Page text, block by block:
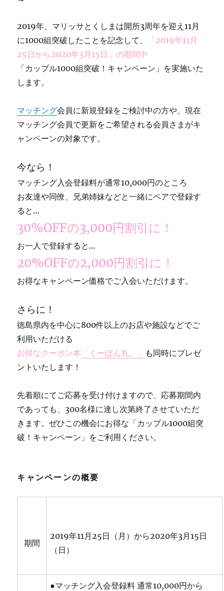
2019年、マリッサとくしまは開所3周年を迎え11月
に1000組突破したことを記念して、
「2019年11月
25日から2020年3月15日」の期間中
「カップル1000組突破！キャンペーン」を実施いた
します。
マッチング会員に新規登録をご検討中の方や、現在
マッチング会員で更新をご希望される会員さまがキ
ャンペーンの対象です。
今なら！
マッチング入会登録料が通常10,000円のところ
お友達や同僚、兄弟姉妹などと一緒にペアで登録す
ると…
30%OFFの3,000円割引に！
お一人で登録すると…
20%OFFの2,000円割引に！
お得なキャンペーン価格でご入会いただけます。
さらに！
徳島県内を中心に800件以上のお店や施設などでご
利用いただける
お得なクーポン本 「くーぽん丸。」 も同時にプレゼ
ントいたします！
先着順にてご応募を受け付けますので、応募期間内
であっても、300名様に達し次第終了させていただ
きます。ぜひこの機会にお得な「カップル1000組突
破！キャンペーン」をご利用ください。
キャンペーンの概要
期間
2019年11月25日（月）から2020年3月15日
（日）
●マッチング入会登録料 通常10,000円から